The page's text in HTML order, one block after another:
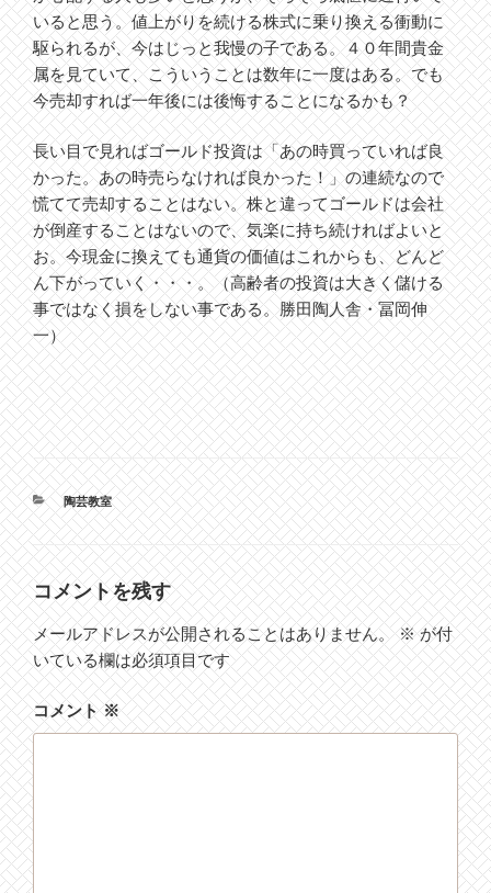
いると思う。値上がりを続ける株式に乗り換える衝動に
駆られるが、今はじっと我慢の子である。４０年間貴金
属を見ていて、こういうことは数年に一度はある。でも
今売却すれば一年後には後悔することになるかも？
長い目で見ればゴールド投資は「あの時買っていれば良
かった。あの時売らなければ良かった！」の連続なので
慌てて売却することはない。株と違ってゴールドは会社
が倒産することはないので、気楽に持ち続ければよいと
お。今現金に換えても通貨の価値はこれからも、どんど
ん下がっていく・・・。（高齢者の投資は大きく儲ける
事ではなく損をしない事である。勝田陶人舎・冨岡伸
一）
カ
テ
ゴ
リ
ー
陶芸教室
コメントを残す
メールアドレスが公開されることはありません。 ※が付
いている欄は必須項目です
コメント※